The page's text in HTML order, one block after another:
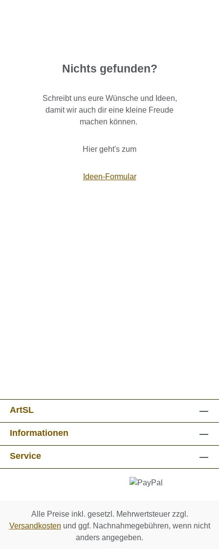
Nichts gefunden?
Schreibt uns eure Wünsche und Ideen,
damit wir auch dir eine kleine Freude
machen können.
Hier geht's zum
Ideen-Formular
ArtSL
Informationen
Service
Alle Preise inkl. gesetzl. Mehrwertsteuer zzgl.
Versandkosten und ggf. Nachnahmegebühren, wenn nicht
anders angegeben.